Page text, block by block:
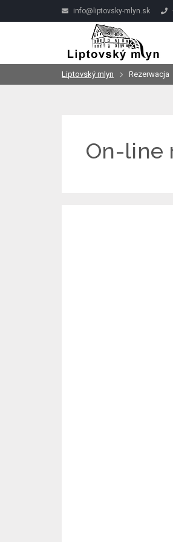
info@liptovsky-mlyn.sk
Liptovský mlyn Rezerwacja
On-line